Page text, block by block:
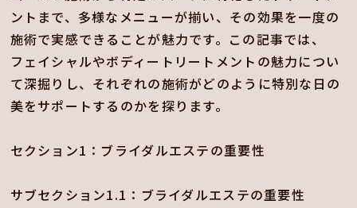
ントまで、多様なメニューが揃い、その効果を一度の
施術で実感できることが魅力です。この記事では、
フェイシャルやボディートリートメントの魅力につい
て深掘りし、それぞれの施術がどのように特別な日の
美をサポートするのかを探ります。
セクション1：ブライダルエステの重要性
サブセクション1.1：ブライダルエステの重要性